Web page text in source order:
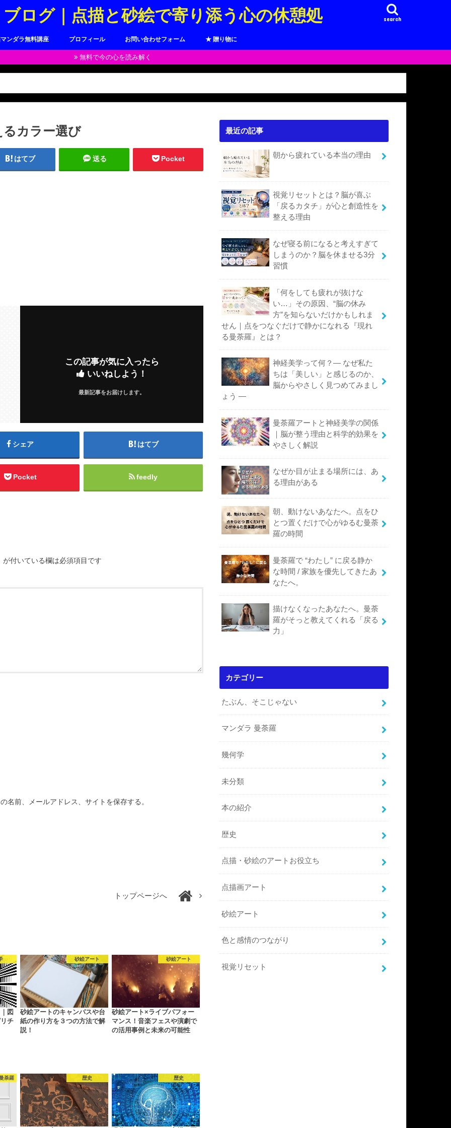
ログ｜点描と砂絵で寄り添う心の休憩処 search
ンダラ無料講座 プロフィール お問い合わせフォーム ★ 贈り物に
無料で今の心を読み解く
カラー選び
はてブ 送る Pocket
この記事が気に入ったら
いいねしよう！
最新記事をお届けします。
シェア はてブ
Pocket feedly
が付いている欄は必須項目です
名前、メールアドレス、サイトを保存する。
トップページへ
図
チ
砂絵アート
砂絵アートのキャンバスや台
紙の作り方を３つの方法で解
説！
砂絵アート
砂絵アート×ライブパフォー
マンス！音楽フェスや演劇で
の活用事例と未来の可能性
荼羅 歴史 歴史
最近の記事
朝から疲れている本当の理由
視覚リセットとは？脳が喜ぶ
「戻るカタチ」が心と創造性を
整える理由
なぜ寝る前になると考えすぎて
しまうのか？脳を休ませる3分
習慣
「何をしても疲れが抜けな
い…」その原因、“脳の休み
方”を知らないだけかもしれま
せん｜点をつなぐだけで静かになれる『現れ
る曼荼羅』とは？
神経美学って何？― なぜ私た
ちは「美しい」と感じるのか、
脳からやさしく見つめてみまし
ょう ―
曼荼羅アートと神経美学の関係
｜脳が整う理由と科学的効果を
やさしく解説
なぜか目が止まる場所には、あ
る理由がある
朝、動けないあなたへ。点をひ
とつ置くだけで心がゆるむ曼荼
羅の時間
曼荼羅で “わたし” に戻る静か
な時間 / 家族を優先してきたあ
なたへ。
描けなくなったあなたへ。曼荼
羅がそっと教えてくれる「戻る
力」
カテゴリー
たぶん、そこじゃない
マンダラ 曼荼羅
幾何学
未分類
本の紹介
歴史
点描・砂絵のアートお役立ち
点描画アート
砂絵アート
色と感情のつながり
視覚リセット